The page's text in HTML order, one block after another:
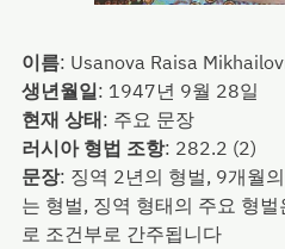
이름: Usanova Raisa
생년월일: 1947년 9월 28일
현재 상태: 주요 문장
러시아 형법 조항: 282.2 (2)
문장: 징역 2년의 형벌, 9개월
는 형벌, 징역 형태의 주요 형
로 조건부로 간주됩니다